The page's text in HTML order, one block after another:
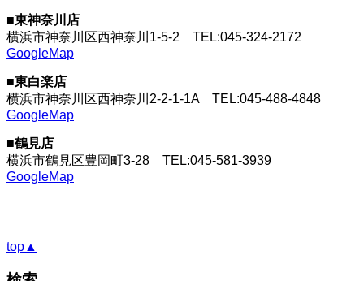
■東神奈川店
横浜市神奈川区西神奈川1-5-2 TEL:045-324-2172
GoogleMap
■東白楽店
横浜市神奈川区西神奈川2-2-1-1A TEL:045-488-4848
GoogleMap
■鶴見店
横浜市鶴見区豊岡町3-28 TEL:045-581-3939
GoogleMap
top▲